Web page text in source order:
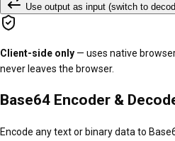
Use output as input (switch to
Client-side only — uses native
never leaves the browser.
Base64 Encoder &
Encode any text or binary data to